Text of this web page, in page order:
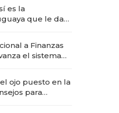
es la
que le da
a Finanzas
el sistema
ojo puesto en la
para